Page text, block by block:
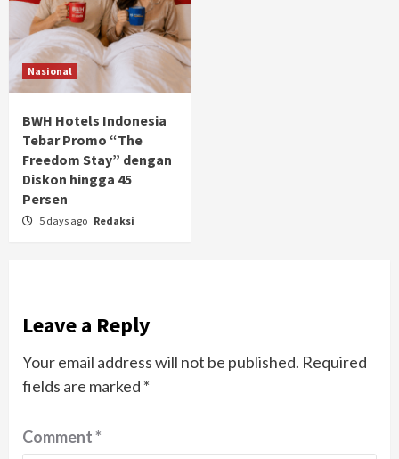
Nasional
BWH Hotels Indonesia
Tebar Promo “The
Freedom Stay” dengan
Diskon hingga 45
Persen
5 days ago Redaksi
Leave a Reply
Your email address will not be published. Required
fields are marked *
Comment*